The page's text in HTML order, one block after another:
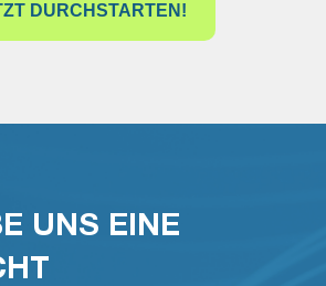
DURCHSTARTEN!
UNS EINE